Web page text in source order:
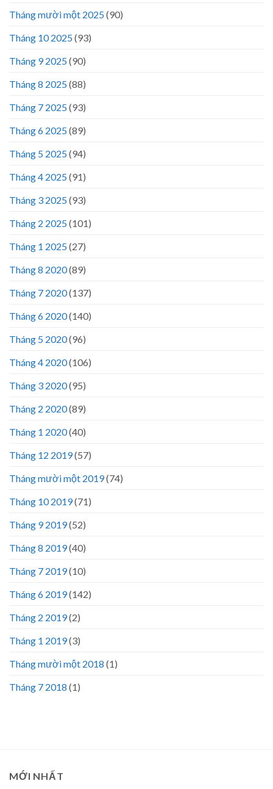
Tháng mười một 2025(90)
Tháng 10 2025(93)
Tháng 9 2025(90)
Tháng 8 2025(88)
Tháng 7 2025(93)
Tháng 6 2025(89)
Tháng 5 2025(94)
Tháng 4 2025(91)
Tháng 3 2025(93)
Tháng 2 2025(101)
Tháng 1 2025(27)
Tháng 8 2020(89)
Tháng 7 2020(137)
Tháng 6 2020(140)
Tháng 5 2020(96)
Tháng 4 2020(106)
Tháng 3 2020(95)
Tháng 2 2020(89)
Tháng 1 2020(40)
Tháng 12 2019(57)
Tháng mười một 2019(74)
Tháng 10 2019(71)
Tháng 9 2019(52)
Tháng 8 2019(40)
Tháng 7 2019(10)
Tháng 6 2019(142)
Tháng 2 2019(2)
Tháng 1 2019(3)
Tháng mười một 2018 (1)
Tháng 7 2018 (1)
MỚI NHẤT